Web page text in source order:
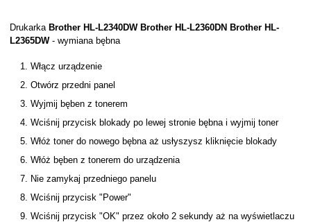
Drukarka Brother HL-L2340DW Brother HL-L2360DN Brother HL-
L2365DW- wymiana bębna
Włącz urządzenie
Otwórz przedni panel
Wyjmij bęben z tonerem
Wciśnij przycisk blokady po lewej stronie bębna i wyjmij toner
Włóż toner do nowego bębna aż usłyszysz kliknięcie blokady
Włóż bęben z tonerem do urządzenia
Nie zamykaj przedniego panelu
Wciśnij przycisk "Power"
Wciśnij przycisk "OK" przez około 2 sekundy aż na wyświetlaczu